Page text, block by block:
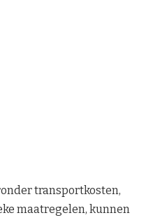
transportkosten,
maatregelen, kunnen